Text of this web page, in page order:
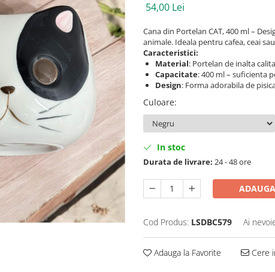
54,00 Lei
Cana din Portelan CAT, 400 ml –
animale. Ideala pentru cafea, ceai
Caracteristici:
Material: Portelan de inalta
Capacitate: 400 ml – suficienta
Design: Forma adorabila de
Culoare:
In stoc
Durata de livrare: 24 - 48 ore
Cod Produs: LSDBC579 Ai
Adauga la Favorite Cere